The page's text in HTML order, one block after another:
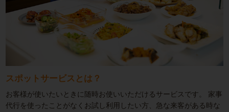
スポットサービスとは？
お客様が使いたいときに随時お使いいただけるサービスです。
家事
代行を使ったことがなくお試し利用したい方、急な来客がある時な